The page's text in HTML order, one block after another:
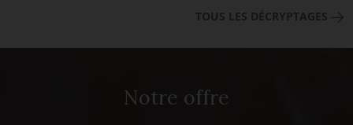
TOUS LES DÉCRYPTAGES
Notre offre